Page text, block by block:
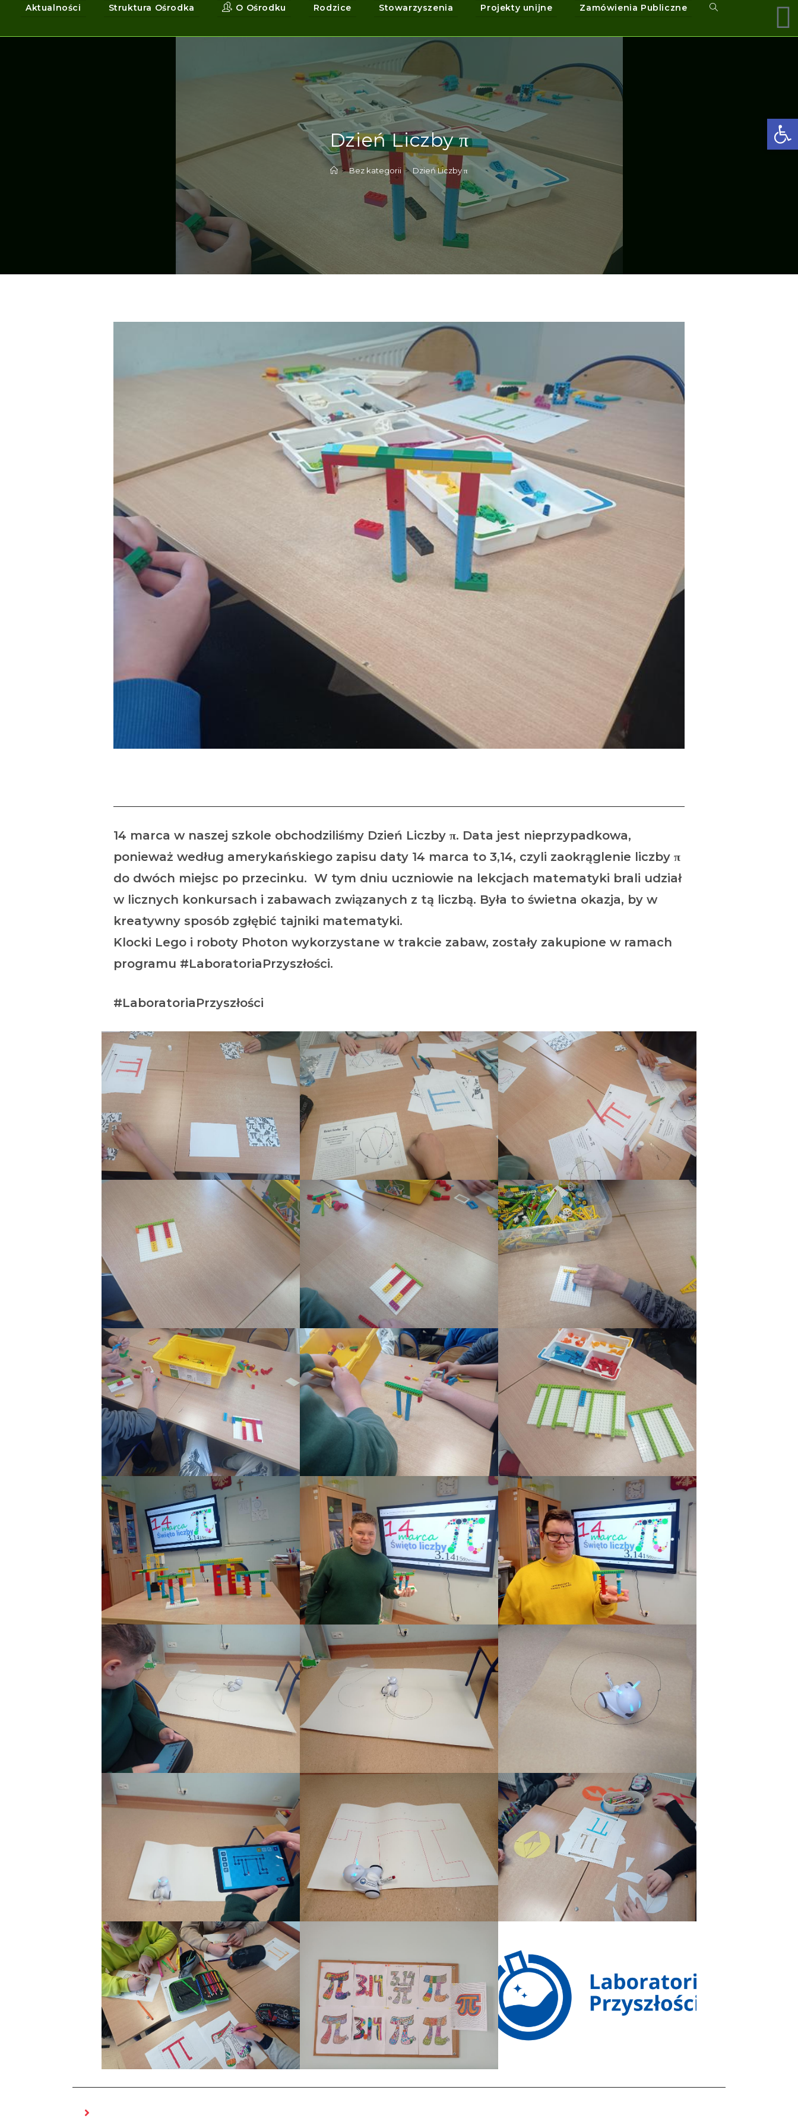
Aktualności Struktura Ośrodka O Ośrodku Rodzice Stowarzyszenia Projekty unijne Zamówienia Publiczne
Dzień Liczby π
> Bez kategorii > Dzień Liczby π
14 marca w naszej szkole obchodziliśmy Dzień Liczby π. Data jest nieprzypadkowa,
ponieważ według amerykańskiego zapisu daty 14 marca to 3,14, czyli zaokrąglenie liczby π
do dwóch miejsc po przecinku. W tym dniu uczniowie na lekcjach matematyki brali udział
w licznych konkursach i zabawach związanych z tą liczbą. Była to świetna okazja, by w
kreatywny sposób zgłębić tajniki matematyki.
Klocki Lego i roboty Photon wykorzystane w trakcie zabaw, zostały zakupione w ramach
programu #LaboratoriaPrzyszłości.
#LaboratoriaPrzyszłości